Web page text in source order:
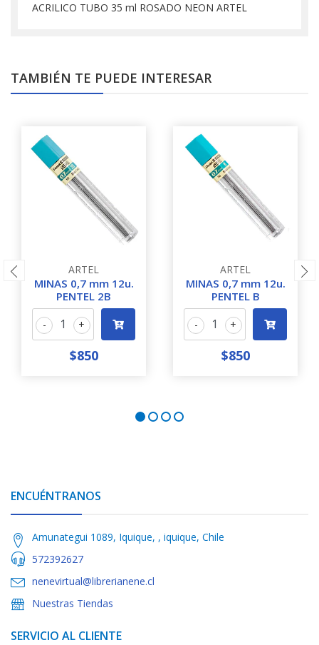
ACRILICO TUBO 35 ml ROSADO NEON ARTEL
TAMBIÉN TE PUEDE INTERESAR
ARTEL
MINAS 0,7 mm 12u.
PENTEL 2B
+
-
$850
ARTEL
MINAS 0,7 mm 12u.
PENTEL B
+
-
$850
ENCUÉNTRANOS
Amunategui 1089, Iquique, , iquique, Chile
572392627
nenevirtual@librerianene.cl
Nuestras Tiendas
SERVICIO AL CLIENTE